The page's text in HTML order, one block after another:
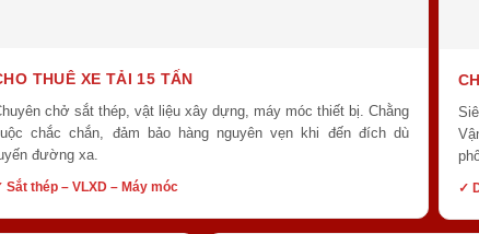
THUÊ XE TẢI 15 TẤN
chở sắt thép, vật liệu xây dựng, máy móc thiết bị. Chằng
chắc chắn, đảm bảo hàng nguyên vẹn khi đến đích dù
đường xa.
Sắt thép – VLXD – Máy móc ✓